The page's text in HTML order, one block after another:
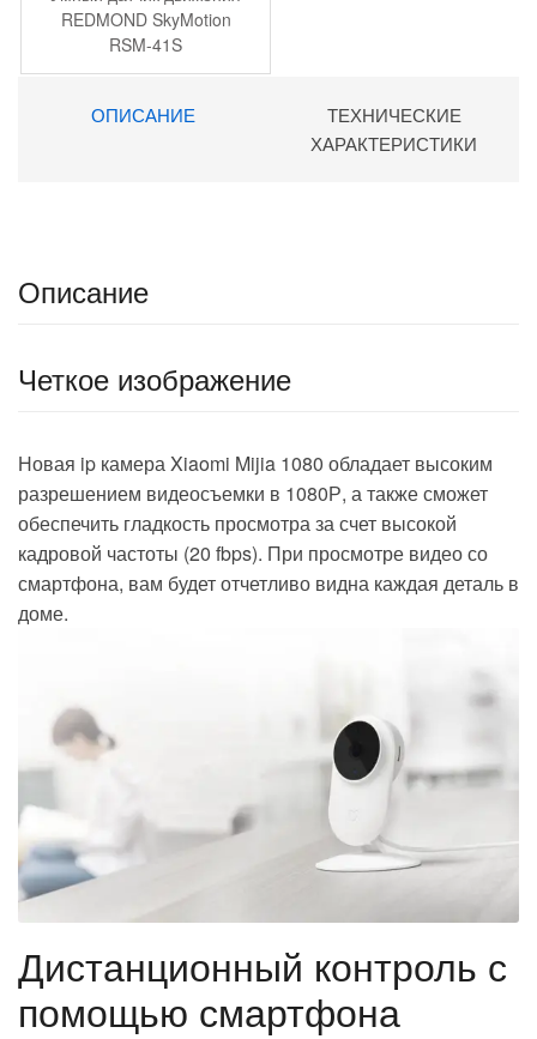
REDMOND SkyMotion
RSM-41S
ОПИСАНИЕ
ТЕХНИЧЕСКИЕ
ХАРАКТЕРИСТИКИ
Описание
Четкое изображение
Новая ip камера Xiaomi Mijia 1080 обладает высоким
разрешением видеосъемки в 1080Р, а также сможет
обеспечить гладкость просмотра за счет высокой
кадровой частоты (20 fbps). При просмотре видео со
смартфона, вам будет отчетливо видна каждая деталь в
доме.
Дистанционный контроль с
помощью смартфона